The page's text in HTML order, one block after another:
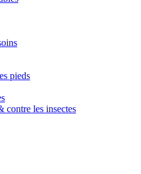
pieds
contre les insectes